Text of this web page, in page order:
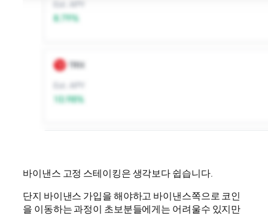
바이낸스 고정 스테이킹은 생각보다 쉽습니다.
단지 바이낸스 가입을 해야하고 바이낸스쪽으로 코인
을 이동하는 과정이 초보분들에게는 어려울수 있지만